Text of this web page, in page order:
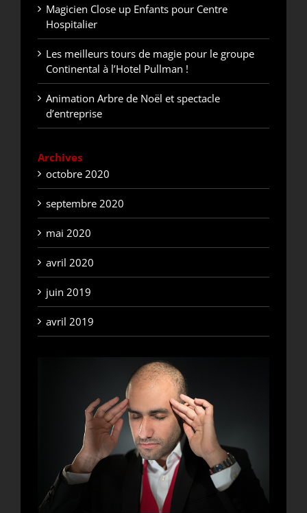
Magicien Close up Enfants pour Centre
Hospitalier
Les meilleurs tours de magie pour le groupe
Continental à l’Hotel Pullman !
Animation Arbre de Noël et spectacle
d’entreprise
Archives
octobre 2020
septembre 2020
mai 2020
avril 2020
juin 2019
avril 2019